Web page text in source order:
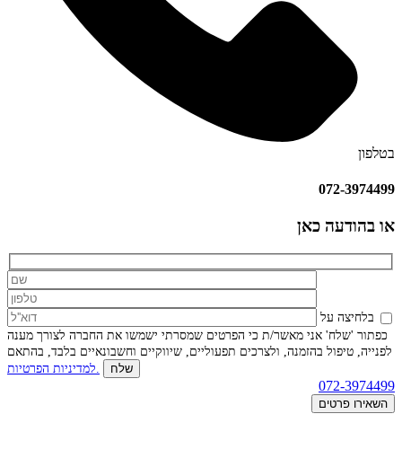
בטלפון
072-3974499
או בהודעה כאן
בלחיצה על
כפתור 'שלח' אני מאשר/ת כי הפרטים שמסרתי ישמשו את החברה לצורך מענה
לפנייה, טיפול בהזמנה, ולצרכים תפעוליים, שיווקיים וחשבונאיים בלבד, בהתאם
למדיניות הפרטיות.
072-3974499
השאירו פרטים